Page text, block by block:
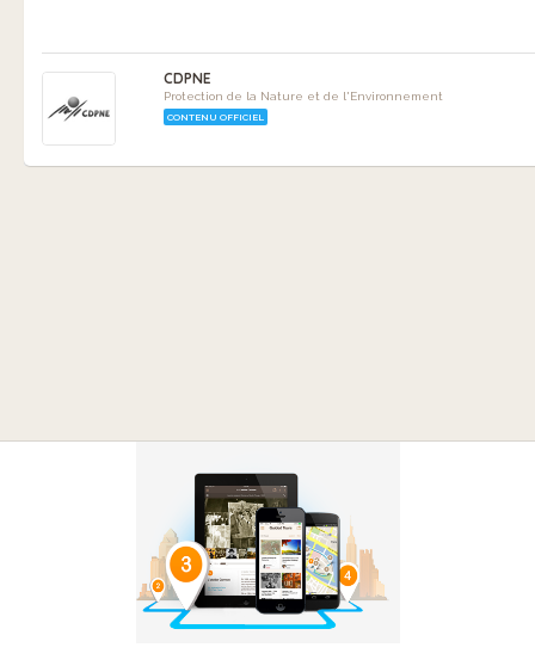
CDPNE
Protection de la Nature et de l'Environnement
CONTENU OFFICIEL